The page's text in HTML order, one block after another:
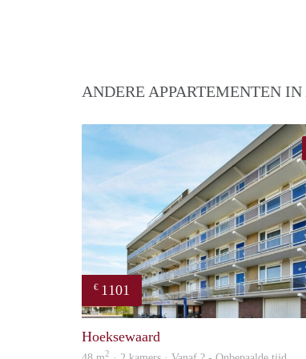
ANDERE APPARTEMENTEN IN
€ 1101
Hoeksewaard
2